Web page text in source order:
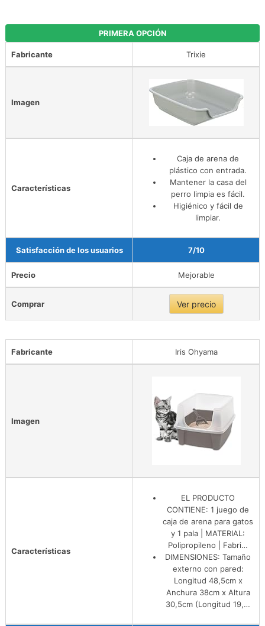
PRIMERA OPCIÓN
Fabricante Trixie
Imagen
Características
Caja de arena de
plástico con entrada.
Mantener la casa del
perro limpia es fácil.
Higiénico y fácil de
limpiar.
Satisfacción de los usuarios 7/10
Precio Mejorable
Comprar Ver precio
Fabricante Iris Ohyama
Imagen
Características
EL PRODUCTO
CONTIENE: 1 juego de
caja de arena para gatos
y 1 pala | MATERIAL:
Polipropileno | Fabri…
DIMENSIONES: Tamaño
externo con pared:
Longitud 48,5cm x
Anchura 38cm x Altura
30,5cm (Longitud 19,…